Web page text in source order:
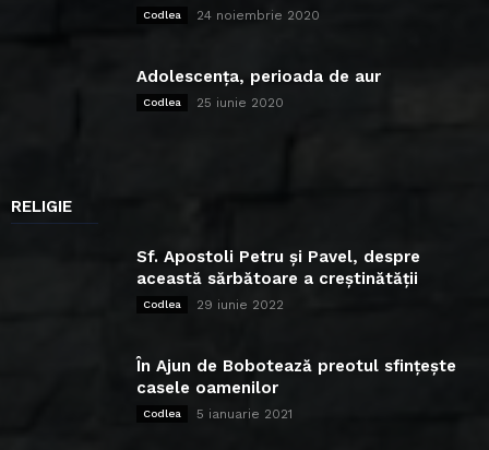
Codlea 24 noiembrie 2020
Adolescența, perioada de aur
Codlea 25 iunie 2020
RELIGIE
Sf. Apostoli Petru și Pavel, despre
această sărbătoare a creștinătății
Codlea 29 iunie 2022
În Ajun de Bobotează preotul sfințește
casele oamenilor
Codlea 5 ianuarie 2021